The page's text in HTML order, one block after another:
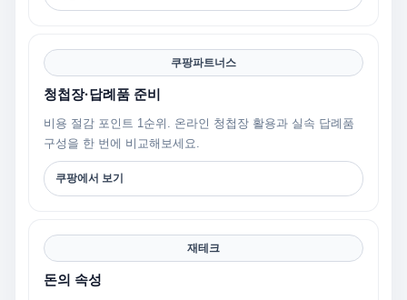
쿠팡파트너스
청첩장·답례품 준비
비용 절감 포인트 1순위. 온라인 청첩장 활용과 실속 답례품
구성을 한 번에 비교해보세요.
쿠팡에서 보기
재테크
돈의 속성